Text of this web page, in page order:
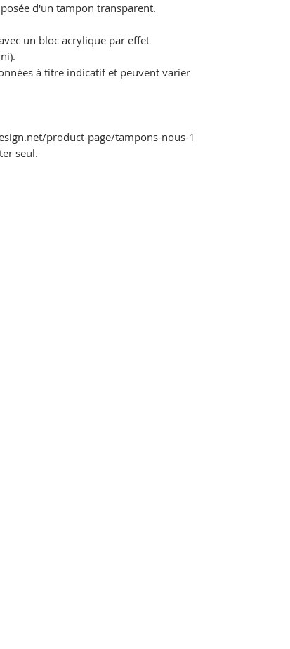
d'un tampon transparent.
un bloc acrylique par effet
à titre indicatif et peuvent varier
product-page/tampons-nous-1
seul.